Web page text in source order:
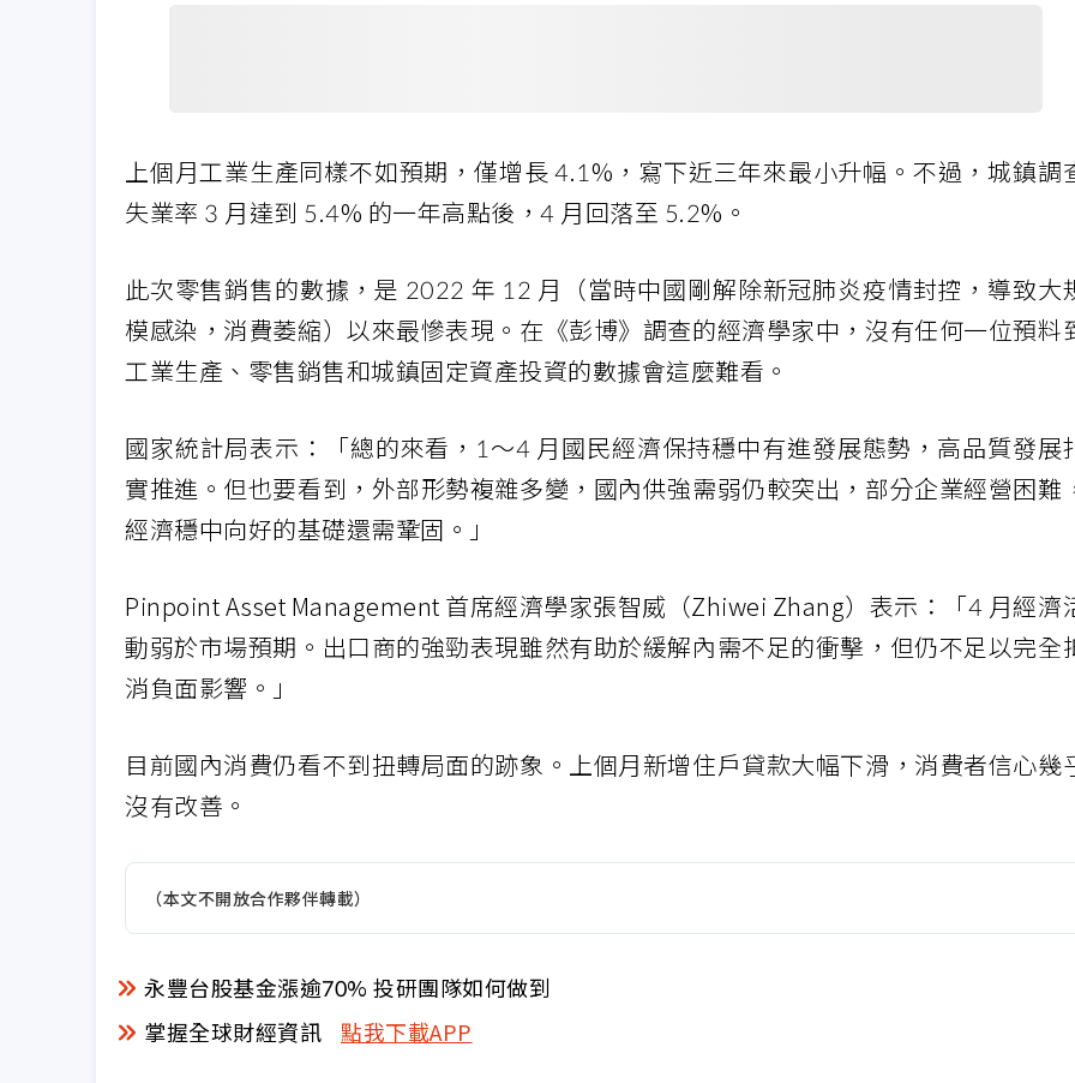
上個月工業生產同樣不如預期，僅增長 4.1%，寫下近三年來最小升幅。不過，城鎮調
失業率 3 月達到 5.4% 的一年高點後，4 月回落至 5.2%。
此次零售銷售的數據，是 2022 年 12 月（當時中國剛解除新冠肺炎疫情封控，導致大
模感染，消費萎縮）以來最慘表現。在《彭博》調查的經濟學家中，沒有任何一位預料
工業生產、零售銷售和城鎮固定資產投資的數據會這麼難看。
國家統計局表示：「總的來看，1～4 月國民經濟保持穩中有進發展態勢，高品質發展
實推進。但也要看到，外部形勢複雜多變，國內供強需弱仍較突出，部分企業經營困難
經濟穩中向好的基礎還需鞏固。」
Pinpoint Asset Management 首席經濟學家張智威（Zhiwei Zhang）表示：「4 月經濟
動弱於市場預期。出口商的強勁表現雖然有助於緩解內需不足的衝擊，但仍不足以完全
消負面影響。」
目前國內消費仍看不到扭轉局面的跡象。上個月新增住戶貸款大幅下滑，消費者信心幾
沒有改善。
（本文不開放合作夥伴轉載）
永豐台股基金漲逾70% 投研團隊如何做到
掌握全球財經資訊
點我下載APP